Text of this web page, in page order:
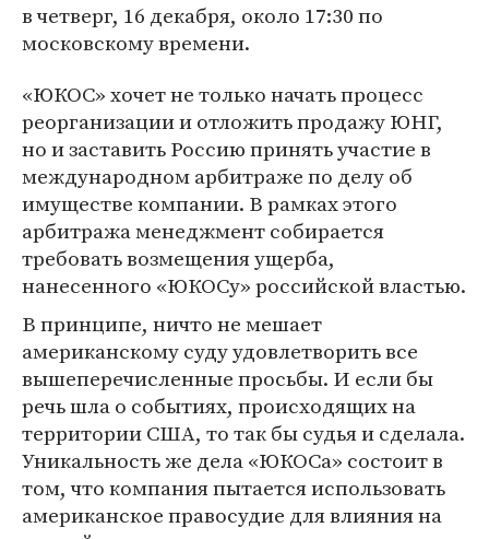
в четверг, 16 декабря, около 17:30 по
московскому времени.
«ЮКОС» хочет не только начать процесс
реорганизации и отложить продажу ЮНГ,
но и заставить Россию принять участие в
международном арбитраже по делу об
имуществе компании. В рамках этого
арбитража менеджмент собирается
требовать возмещения ущерба,
нанесенного «ЮКОСу» российской властью.
В принципе, ничто не мешает
американскому суду удовлетворить все
вышеперечисленные просьбы. И если бы
речь шла о событиях, происходящих на
территории США, то так бы судья и сделала.
Уникальность же дела «ЮКОСа» состоит в
том, что компания пытается использовать
американское правосудие для влияния на